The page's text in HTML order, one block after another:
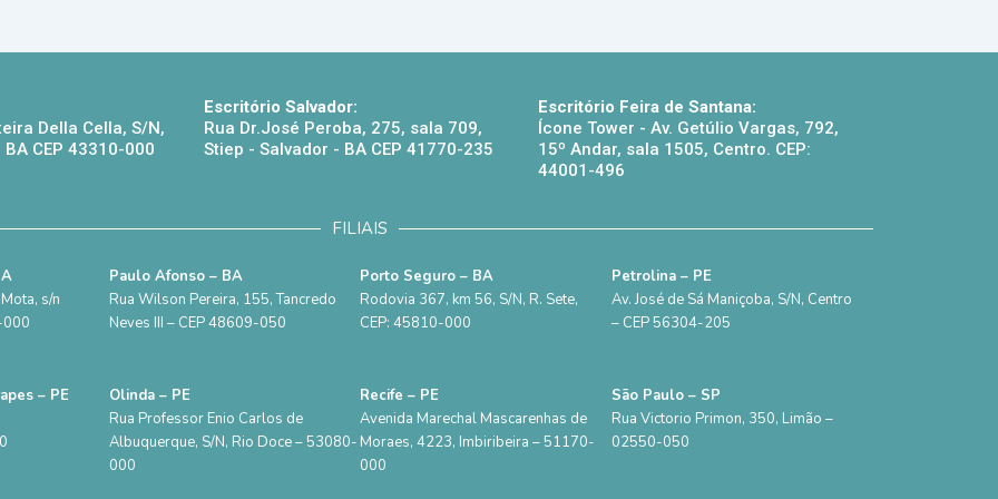
Della Cella, S/N,
CEP 43310-000
Escritório Salvador:
Rua Dr.José Peroba, 275, sala 709,
Stiep - Salvador - BA CEP 41770-235
Escritório Feira de Santana:
Ícone Tower - Av. Getúlio Vargas, 792,
15º Andar, sala 1505, Centro. CEP:
44001-496
FILIAIS
s/n
000
Paulo Afonso – BA
Rua Wilson Pereira, 155, Tancredo
Neves III – CEP 48609-050
Porto Seguro – BA
Rodovia 367, km 56, S/N, R. Sete,
CEP: 45810-000
Petrolina – PE
Av. José de Sá Maniçoba, S/N, Centro
– CEP 56304-205
– PE
Olinda – PE
Rua Professor Enio Carlos de
Albuquerque, S/N, Rio Doce – 53080-
000
Recife – PE
Avenida Marechal Mascarenhas de
Moraes, 4223, Imbiribeira – 51170-
000
São Paulo – SP
Rua Victorio Primon, 350, Limão –
02550-050